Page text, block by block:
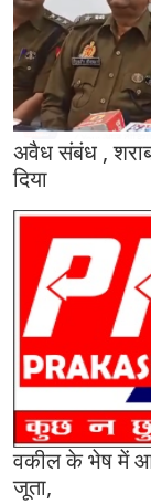
अवैध संबंध ,
दिया
वकील के भेष में
जूता,